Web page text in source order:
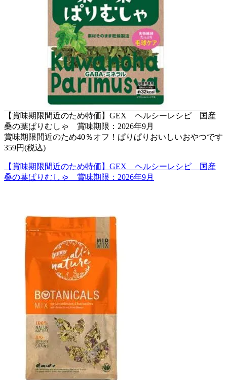
【賞味期限間近のため特価】GEX ヘルシーレシピ 国産
桑の葉ぱりむしゃ 賞味期限：2026年9月
賞味期限間近のため40％オフ！ぱりぱりおいしいおやつです
359円(税込)
【賞味期限間近のため特価】GEX ヘルシーレシピ 国産
桑の葉ぱりむしゃ 賞味期限：2026年9月